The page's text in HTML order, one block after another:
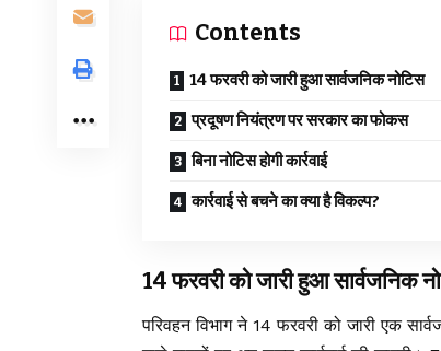
Contents
14 फरवरी को जारी हुआ सार्वजनिक नोटिस
प्रदूषण नियंत्रण पर सरकार का फोकस
बिना नोटिस होगी कार्रवाई
कार्रवाई से बचने का क्या है विकल्प?
14 फरवरी को जारी हुआ सार्वजनिक
परिवहन विभाग ने 14 फरवरी को जारी एक